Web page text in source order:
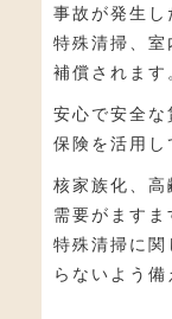
事故が発生し
特殊清掃、
補償されます
安心で安全
保険を活用し
核家族化、
需要がますま
特殊清掃に
らないよう備